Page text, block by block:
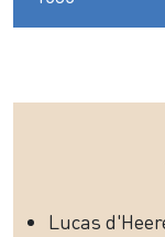
Lucas